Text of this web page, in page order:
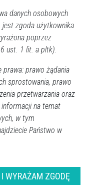
z Kotem - sprzedam
obraz olejny na płótnie
zabawka MEGA CAR
danych osobowych
jest zgoda użytkownika
poprzez
ust. 1 lit. a pltk).
prawa: prawo żądania
sprostowania, prawo
przetwarzania oraz
na temat
w tym
Państwo w
WYRAŻAM ZGODĘ